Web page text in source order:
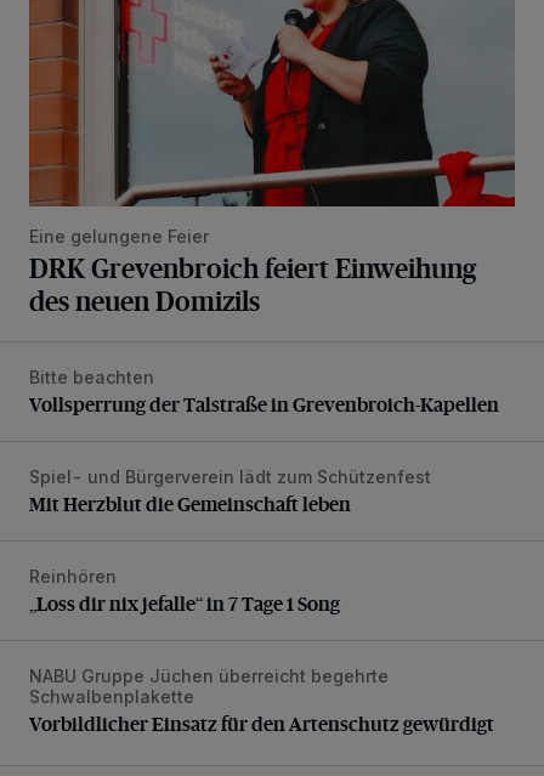
Eine gelungene Feier
DRK Grevenbroich feiert Einweihung
des neuen Domizils
Vollsperrung der Talstraße in Grevenbroich-Kapellen
Bitte beachten
Vollsperrung der Talstraße in Grevenbroich-Kapellen
Mit Herzblut die Gemeinschaft leben
Spiel- und Bürgerverein lädt zum Schützenfest
Mit Herzblut die Gemeinschaft leben
„Loss dir nix jefalle“ in 7 Tage 1 Song
Reinhören
„Loss dir nix jefalle“ in 7 Tage 1 Song
Vorbildlicher Einsatz für den Artenschutz gewürdigt
NABU Gruppe Jüchen überreicht begehrte
Schwalbenplakette
Vorbildlicher Einsatz für den Artenschutz gewürdigt